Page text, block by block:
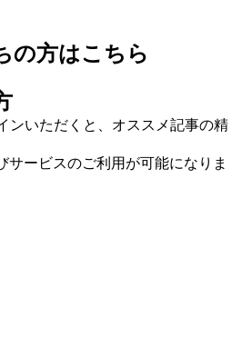
の方はこちら
ンいただくと、オススメ記事の精
サービスのご利用が可能になりま